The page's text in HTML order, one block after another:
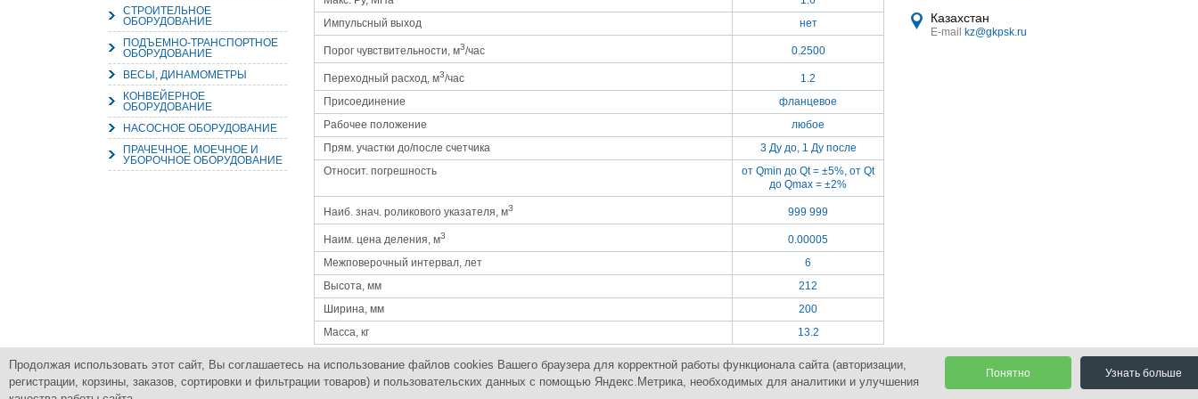
СТРОИТЕЛЬНОЕ
ОБОРУДОВАНИЕ
ПОДЪЕМНО-ТРАНСПОРТНОЕ
ОБОРУДОВАНИЕ
ВЕСЫ, ДИНАМОМЕТРЫ
КОНВЕЙЕРНОЕ
ОБОРУДОВАНИЕ
НАСОСНОЕ ОБОРУДОВАНИЕ
ПРАЧЕЧНОЕ, МОЕЧНОЕ И
УБОРОЧНОЕ ОБОРУДОВАНИЕ
Импульсный выход
нет
Порог чувствительности, м3/час 0.2500
Переходный расход, м3/час
1.2
Присоединение
фланцевое
Рабочее положение
любое
Прям. участки до/после счетчика
3 Ду до, 1 Ду после
Относит. погрешность
от Qmin до Qt = ±5%, от Qt
до Qmax = ±2%
Наиб. знач. роликового указателя, м3 999 999
Наим. цена деления, м3
0.00005
Межповерочный интервал, лет
6
Высота, мм
212
Ширина, мм
200
Масса, кг
13.2
Казахстан
E-mail kz@gkpsk.ru
Группа Компаний
ПромСнабКомплект
Комплексное снабжение промышленным оборудованием Контакты Карта сайта Политика и согласие на обработку персональных данных
Продолжая использовать этот сайт, Вы соглашаетесь на использование файлов cookies Вашего браузера для корректной работы функционала сайта (авторизации,
регистрации, корзины, заказов, сортировки и фильтрации товаров) и пользовательских данных с помощью Яндекс.Метрика, необходимых для аналитики и улучшения
Понятно Узнать больше